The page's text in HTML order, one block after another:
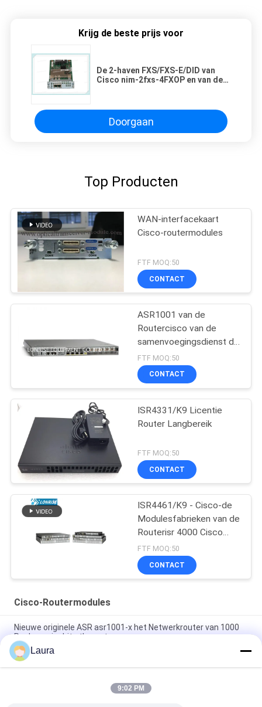
Krijg de beste prijs voor
De 2-haven FXS/FXS-E/DID van
Cisco nim-2fxs-4FXOP en van de
Doorgaan
Top Producten
WAN-interfacekaart
Cisco-routermodules
FTF MOQ:50
CONTACT
ASR1001 van de
Routercisco van de
samenvoegingsdienst de
Fabrieken van de
Routermodules
FTF MOQ:50
CONTACT
ISR4331/K9 Licentie
Router Langbereik
FTF MOQ:50
CONTACT
ISR4461/K9 - Cisco-de
Modulesfabrieken van de
Routerisr 4000 Cisco
Router
FTF MOQ:50
CONTACT
Cisco-Routermodules
Nieuwe originele ASR asr1001-x het Netwerkrouter van 1000
Reeksengigabit ethernet
C9300 - NM - 2Q = Katalysator 9300 2 Reserveonderdelen van
de het Netwerkmodule van X 40GE
Van de Routermodules 2GE 4G van ISR 4221 Cisco van de
Laura
9:02 PM